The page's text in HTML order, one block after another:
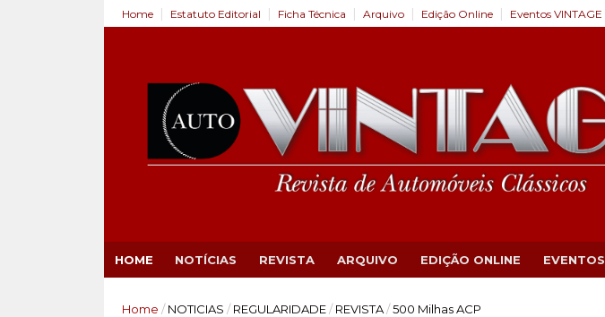
Home Estatuto Editorial Ficha Técnica Arquivo Edição Online Eventos VINTAGE
HOME NOTÍCIAS REVISTA ARQUIVO EDIÇÃO ONLINE EVENTOS
Home / NOTICIAS / REGULARIDADE / REVISTA / 500 Milhas ACP